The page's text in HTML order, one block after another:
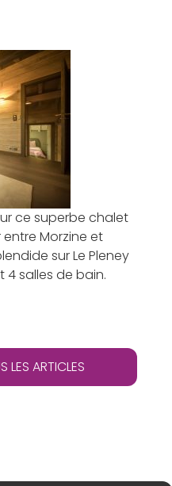
ce superbe chalet
Morzine et
sur Le Pleney
salles de bain.
LES ARTICLES